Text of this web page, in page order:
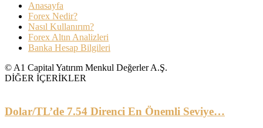
Anasayfa
Forex Nedir?
Nasıl Kullanırım?
Forex Altın Analizleri
Banka Hesap Bilgileri
© A1 Capital Yatırım Menkul Değerler A.Ş.
DİĞER İÇERİKLER
Dolar/TL’de 7.54 Direnci En Önemli Seviye…